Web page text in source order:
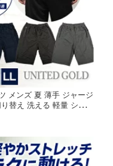
メンズ 夏 薄手 ジャージ
替え 洗える 軽量 ショー
散歩 旅行 M L LL